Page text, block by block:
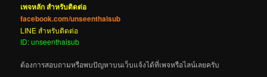
เพจหลัก สำหรับติดต่อ
facebook.com/unseenthaisub
LINE สำหรับติดต่อ
ID: unseenthaisub
ต้องการสอบถามหรือพบปัญหาบนเว็บแจ้งได้ที่เพจหรือไลน์เลยครับ